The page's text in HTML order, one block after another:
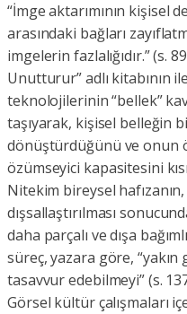
“İmge aktarımının kişisel
arasındaki bağları
imgelerin fazlalığıdır.” (s.
Unutturur” adlı kitabının
teknolojilerinin “bellek”
taşıyarak, kişisel belleğin
dönüştürdüğünü ve onun
özümseyici kapasitesini
Nitekim bireysel
dışsallaştırılması
daha parçalı ve dışa
süreç, yazara göre, “yakın
tasavvur edebilmeyi” (s.
Görsel kültür çalışmaları